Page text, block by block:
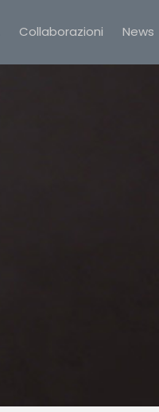
Collaborazioni News